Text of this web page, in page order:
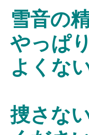
雪音の
やっぱり
よくな
捜さな